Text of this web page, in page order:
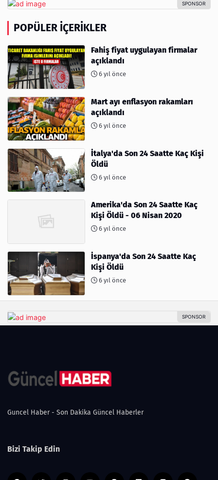
POPÜLER İÇERIKLER
Fahiş fiyat uygulayan firmalar
açıklandı
6 yıl önce
Mart ayı enflasyon rakamları
açıklandı
6 yıl önce
İtalya'da Son 24 Saatte Kaç Kişi
Öldü
6 yıl önce
Amerika'da Son 24 Saatte Kaç
Kişi Öldü - 06 Nisan 2020
6 yıl önce
İspanya'da Son 24 Saatte Kaç
Kişi Öldü
6 yıl önce
Guncel Haber - Son Dakika Güncel Haberler
Bizi Takip Edin